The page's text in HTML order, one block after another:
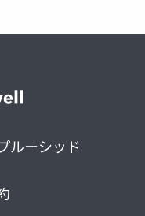
ルーシッド